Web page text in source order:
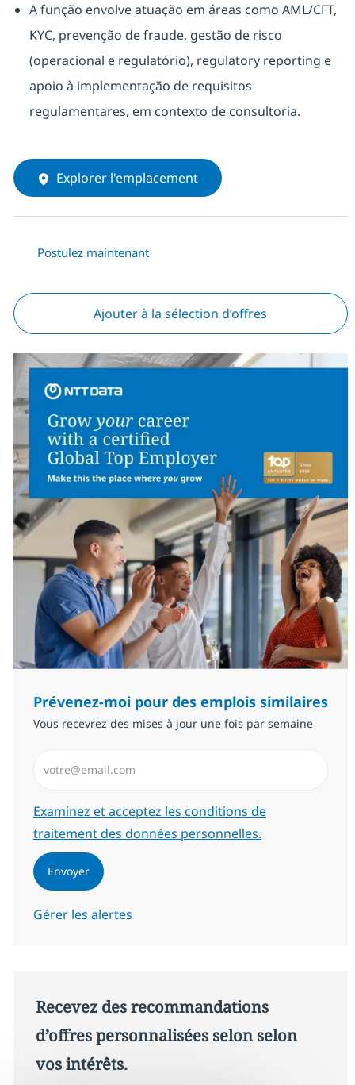
A função envolve atuação em áreas como AML/CFT,
KYC, prevenção de fraude, gestão de risco
(operacional e regulatório), regulatory reporting e
apoio à implementação de requisitos
regulamentares, em contexto de consultoria.
Explorer l'emplacement
Postulez maintenant
Ajouter à la sélection d’offres
Prévenez-moi pour des emplois similaires
Vous recevrez des mises à jour une fois par semaine
Required
Examinez et acceptez les conditions de
traitement des données personnelles.
Envoyer
Gérer les alertes
Recevez des recommandations
d’offres personnalisées selon selon
vos intérêts.